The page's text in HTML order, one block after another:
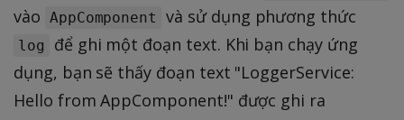
vào AppComponent và sử dụng phương thức
log
để ghi một đoạn text. Khi bạn chạy ứng
dụng, bạn sẽ thấy đoạn text "LoggerService:
Hello from AppComponent!" được ghi ra